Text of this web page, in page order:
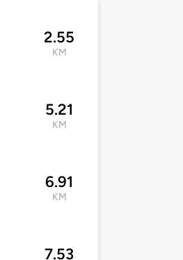
2.55
KM
5.21
KM
6.91
KM
7.53